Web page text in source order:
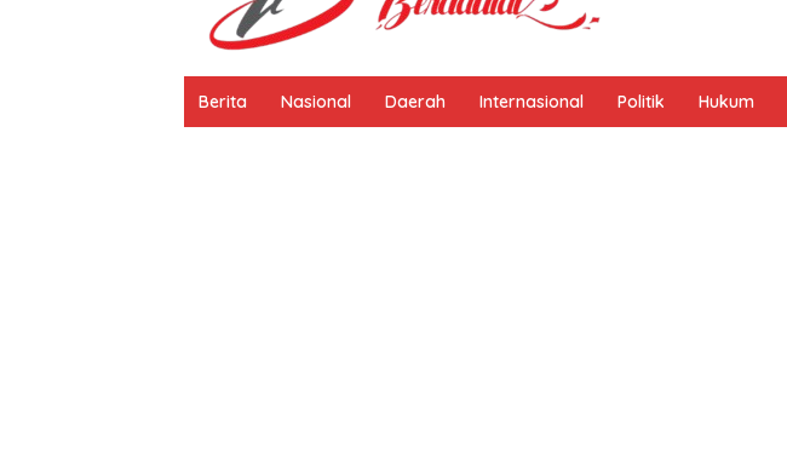
Berita Nasional Daerah Internasional Politik Hukum